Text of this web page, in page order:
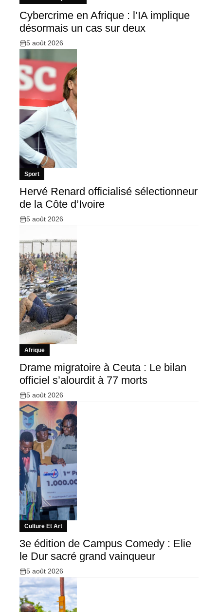
Cybercrime en Afrique : l’IA implique
désormais un cas sur deux
5 août 2026
Sport
Hervé Renard officialisé sélectionneur
de la Côte d’Ivoire
5 août 2026
Afrique
Drame migratoire à Ceuta : Le bilan
officiel s’alourdit à 77 morts
5 août 2026
Culture Et Art
3e édition de Campus Comedy : Elie
le Dur sacré grand vainqueur
5 août 2026